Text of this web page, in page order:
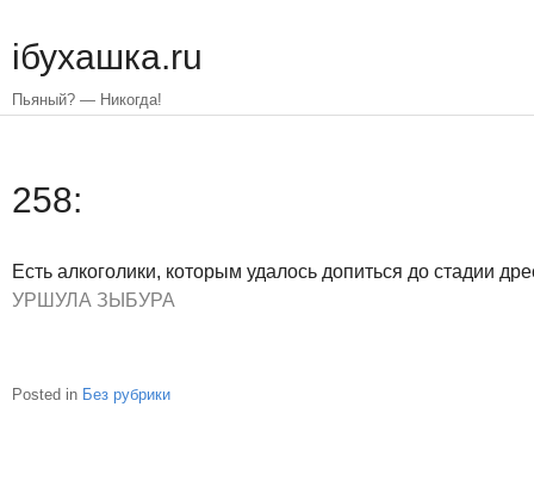
to
main
content
iбухашка.ru
Пьяный? — Никогда!
258:
Есть алкоголики, которым удалось допиться до стадии
УРШУЛА ЗЫБУРА
Posted in Без рубрики